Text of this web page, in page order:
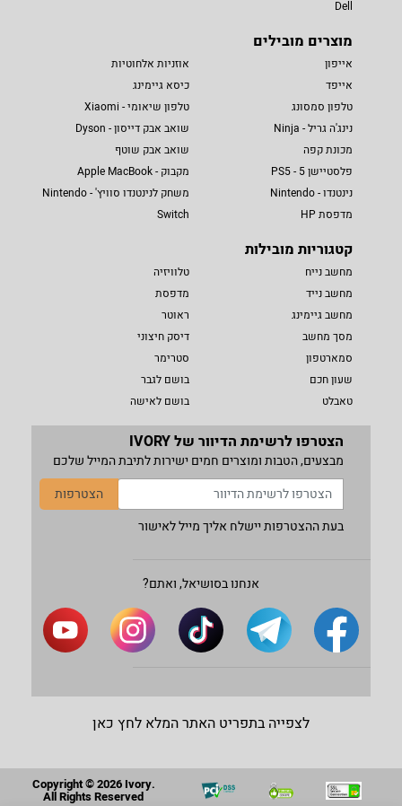
Dell
מוצרים מובילים
אייפון
אייפד
טלפון סמסונג
נינג'ה גריל - Ninja
מכונת קפה
פלסטיישן 5 - PS5
נינטנדו - Nintendo
מדפסת HP
אוזניות אלחוטיות
כיסא גיימינג
טלפון שיאומי - Xiaomi
שואב אבק דייסון - Dyson
שואב אבק שוטף
מקבוק - Apple MacBook
משחק לנינטנדו סוויץ' - Nintendo
Switch
קטגוריות מובילות
מחשב נייח
מחשב נייד
מחשב גיימינג
מסך מחשב
סמארטפון
שעון חכם
טאבלט
טלוויזיה
מדפסת
ראוטר
דיסק חיצוני
סטרימר
בושם לגבר
בושם לאישה
הצטרפו לרשימת הדיוור של IVORY
מבצעים, הטבות ומוצרים חמים ישירות לתיבת המייל שלכם
הצטרפות
בעת ההצטרפות יישלח אליך מייל לאישור
אנחנו בסושיאל, ואתם?
לצפייה בתפריט האתר המלא לחץ כאן
Copyright © 2026 Ivory.
All Rights Reserved